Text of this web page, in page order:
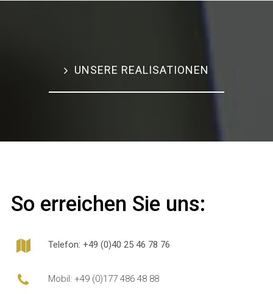
UNSERE REALISATIONEN
So erreichen Sie uns:
Telefon: +49 (0)40 25 46 78 76
Mobil: +49 (0)177 486 48 88